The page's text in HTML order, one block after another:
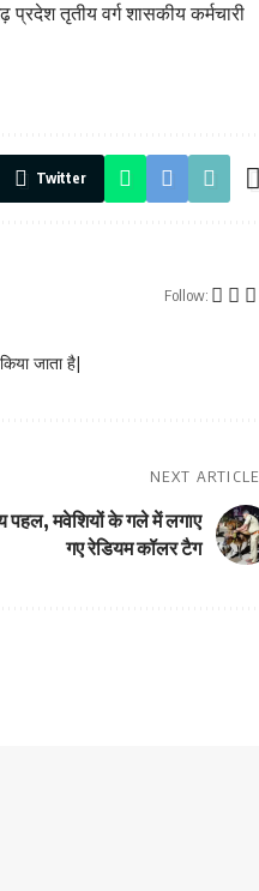
तृतीय वर्ग शासकीय कर्मचारी
Twitter
Follow:
जाता है|
NEXT ARTICLE
पहल, मवेशियों के गले में लगाए
गए रेडियम कॉलर टैग